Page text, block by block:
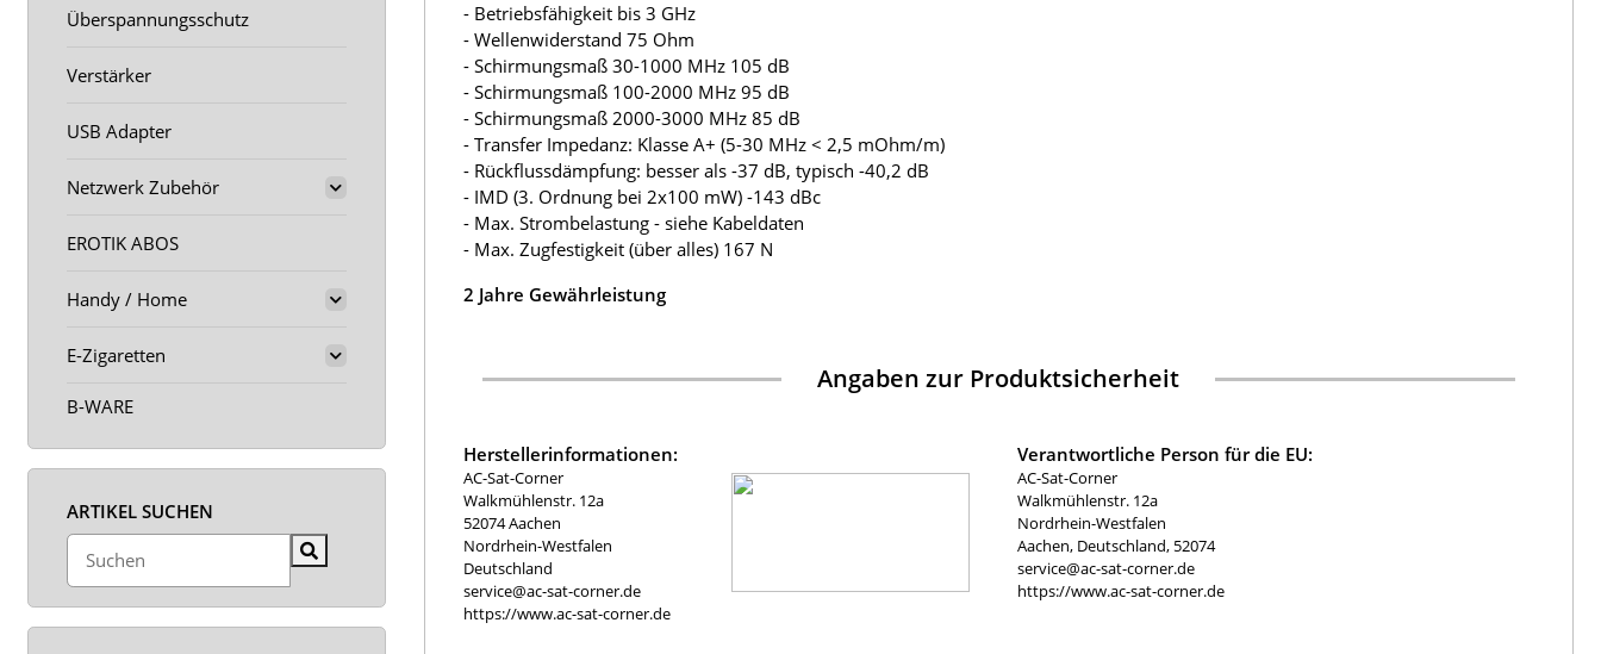
- Betriebsfähigkeit bis 3 GHz
- Wellenwiderstand 75 Ohm
- Schirmungsmaß 30-1000 MHz 105 dB
- Schirmungsmaß 100-2000 MHz 95 dB
- Schirmungsmaß 2000-3000 MHz 85 dB
- Transfer Impedanz: Klasse A+ (5-30 MHz < 2,5 mOhm/m)
- Rückflussdämpfung: besser als -37 dB, typisch -40,2 dB
- IMD (3. Ordnung bei 2x100 mW) -143 dBc
- Max. Strombelastung - siehe Kabeldaten
- Max. Zugfestigkeit (über alles) 167 N
2 Jahre Gewährleistung
Angaben zur Produktsicherheit
Herstellerinformationen:
AC-Sat-Corner
Walkmühlenstr. 12a
52074 Aachen
Nordrhein-Westfalen
Deutschland
service@ac-sat-corner.de
https://www.ac-sat-corner.de
Verantwortliche Person für die EU:
AC-Sat-Corner
Walkmühlenstr. 12a
Nordrhein-Westfalen
Aachen, Deutschland, 52074
service@ac-sat-corner.de
https://www.ac-sat-corner.de
Überspannungsschutz
Verstärker
USB Adapter
Netzwerk Zubehör
EROTIK ABOS
Handy / Home
E-Zigaretten
B-WARE
ARTIKEL SUCHEN